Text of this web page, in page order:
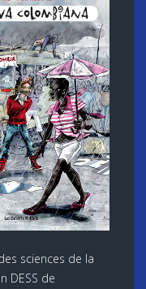
sciences de la
DESS de